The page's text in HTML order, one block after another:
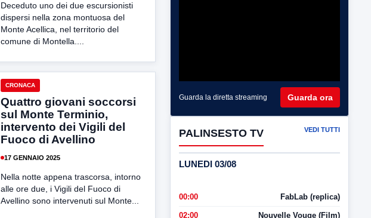
Deceduto uno dei due escursionisti
dispersi nella zona montuosa del
Monte Acellica, nel territorio del
comune di Montella....
CRONACA
Quattro giovani soccorsi
sul Monte Terminio,
intervento dei Vigili del
Fuoco di Avellino
17 GENNAIO 2025
Nella notte appena trascorsa, intorno
alle ore due, i Vigili del Fuoco di
Avellino sono intervenuti sul Monte...
Guarda la diretta streaming Guarda ora
PALINSESTO TV VEDI TUTTI
LUNEDI 03/08
00:00 FabLab (replica)
02:00 Nouvelle Vouge (Film)